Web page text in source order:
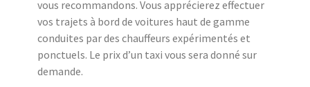
vous recommandons. Vous apprécierez effectuer
vos trajets à bord de voitures haut de gamme
conduites par des chauffeurs expérimentés et
ponctuels. Le prix d’un taxi vous sera donné sur
demande.